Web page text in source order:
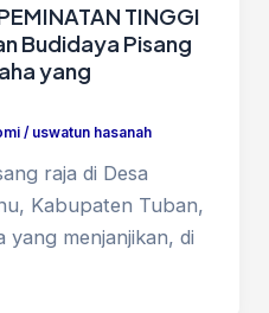
TINGGI
Budidaya Pisang
yang
/ uswatun hasanah
raja di Desa
Kabupaten Tuban,
yang menjanjikan, di